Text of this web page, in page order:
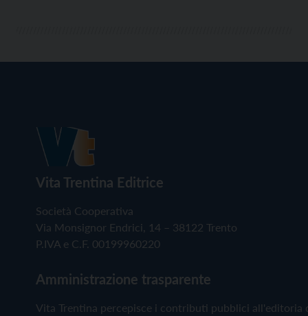
Vita Trentina Editrice
Società Cooperativa
Via Monsignor Endrici, 14 – 38122 Trento
P.IVA e C.F. 00199960220
Amministrazione trasparente
Vita Trentina percepisce i contributi pubblici all'editoria